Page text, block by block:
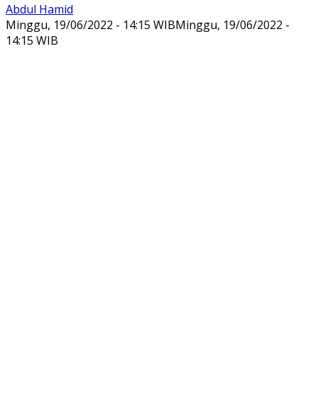
Abdul Hamid
Minggu, 19/06/2022 - 14:15 WIBMinggu, 19/06/2022 -
14:15 WIB